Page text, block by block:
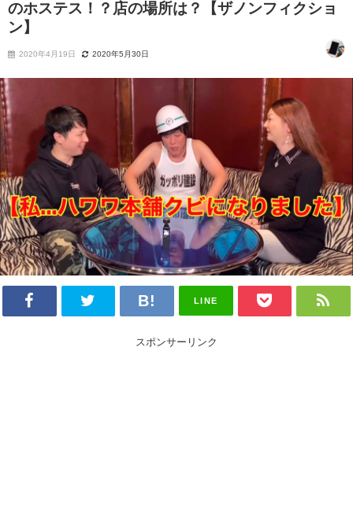
のホステス！？店の場所は？【ザノンフィクショ
ン】
2020年4月19日 2020年5月30日
LINE
スポンサーリンク